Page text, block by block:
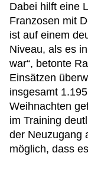
Dabei hilft eine
Franzosen mit
ist auf einem
Niveau, als es
war“, betonte
Einsätzen
insgesamt
Weihnachten
im Training
der Neuzugang
möglich, dass